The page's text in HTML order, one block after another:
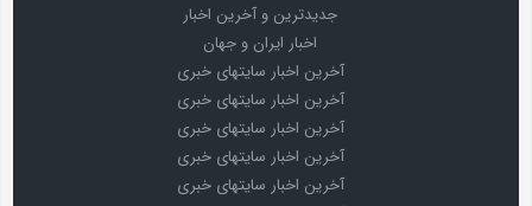
جدیدترین و آخرین اخبار
اخبار ایران و جهان
آخرین اخبار سایتهای خبری
آخرین اخبار سایتهای خبری
آخرین اخبار سایتهای خبری
آخرین اخبار سایتهای خبری
آخرین اخبار سایتهای خبری